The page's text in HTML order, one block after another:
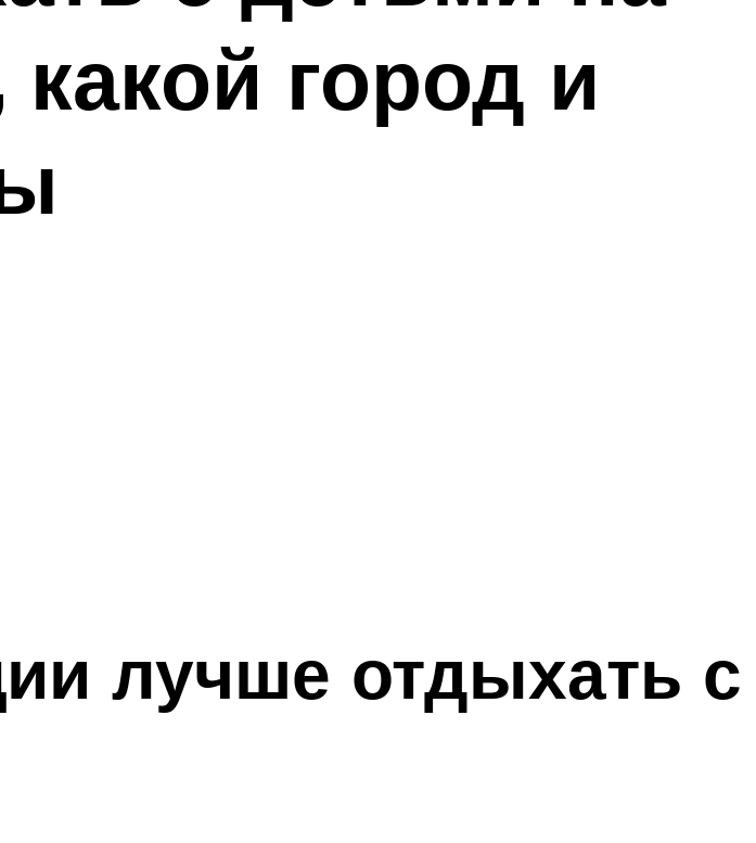
город и
лучше отдыхать с